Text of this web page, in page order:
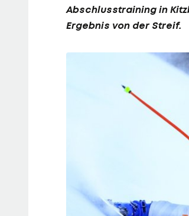
Abschlusstraining in
Ergebnis von der Streif.